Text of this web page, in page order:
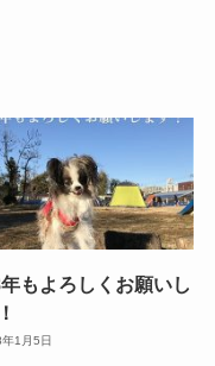
もよろしくお願いし
1月5日